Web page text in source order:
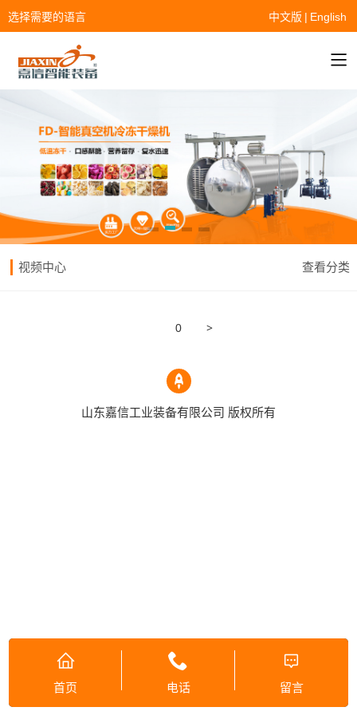
选择需要的语言 中文版 | English
视频中心 查看分类
0 >
山东嘉信工业装备有限公司 版权所有
首页 电话 留言